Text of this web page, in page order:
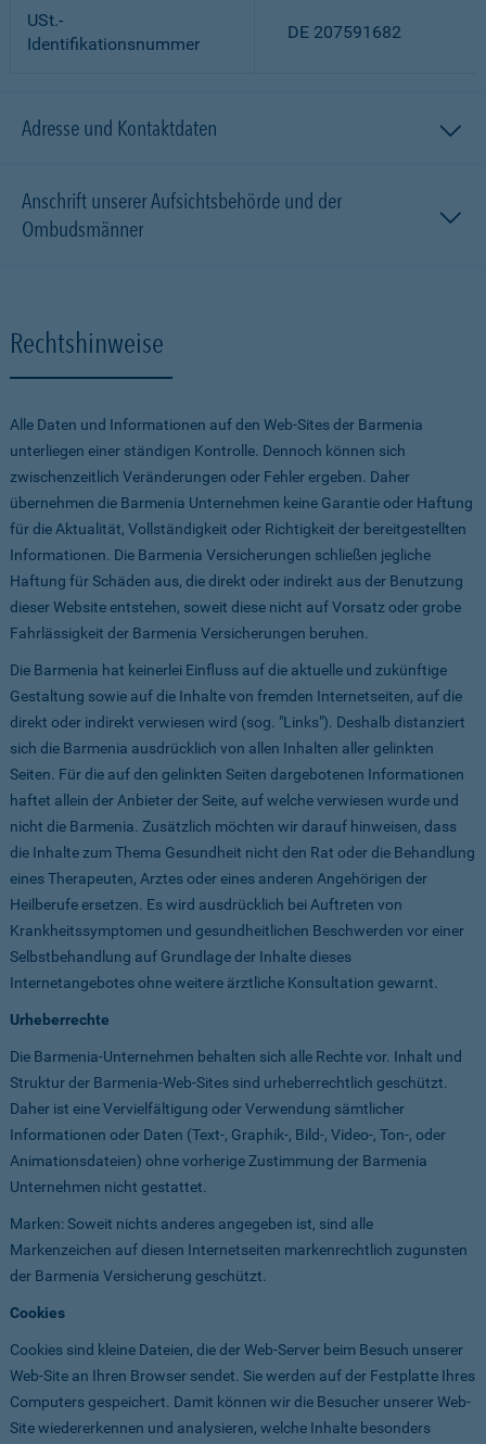
USt.-
Identifikationsnummer
DE 207591682
Adresse und Kontaktdaten
Anschrift unserer Aufsichtsbehörde und der
Ombudsmänner
Rechtshinweise
Alle Daten und Informationen auf den Web-Sites der Barmenia
unterliegen einer ständigen Kontrolle. Dennoch können sich
zwischenzeitlich Veränderungen oder Fehler ergeben. Daher
übernehmen die Barmenia Unternehmen keine Garantie oder Haftung
für die Aktualität, Vollständigkeit oder Richtigkeit der bereitgestellten
Informationen. Die Barmenia Versicherungen schließen jegliche
Haftung für Schäden aus, die direkt oder indirekt aus der Benutzung
dieser Website entstehen, soweit diese nicht auf Vorsatz oder grobe
Fahrlässigkeit der Barmenia Versicherungen beruhen.
Die Barmenia hat keinerlei Einfluss auf die aktuelle und zukünftige
Gestaltung sowie auf die Inhalte von fremden Internetseiten, auf die
direkt oder indirekt verwiesen wird (sog. "Links"). Deshalb distanziert
sich die Barmenia ausdrücklich von allen Inhalten aller gelinkten
Seiten. Für die auf den gelinkten Seiten dargebotenen Informationen
haftet allein der Anbieter der Seite, auf welche verwiesen wurde und
nicht die Barmenia. Zusätzlich möchten wir darauf hinweisen, dass
die Inhalte zum Thema Gesundheit nicht den Rat oder die Behandlung
eines Therapeuten, Arztes oder eines anderen Angehörigen der
Heilberufe ersetzen. Es wird ausdrücklich bei Auftreten von
Krankheitssymptomen und gesundheitlichen Beschwerden vor einer
Selbstbehandlung auf Grundlage der Inhalte dieses
Internetangebotes ohne weitere ärztliche Konsultation gewarnt.
Urheberrechte
Die Barmenia-Unternehmen behalten sich alle Rechte vor. Inhalt und
Struktur der Barmenia-Web-Sites sind urheberrechtlich geschützt.
Daher ist eine Vervielfältigung oder Verwendung sämtlicher
Informationen oder Daten (Text-, Graphik-, Bild-, Video-, Ton-, oder
Animationsdateien) ohne vorherige Zustimmung der Barmenia
Unternehmen nicht gestattet.
Marken: Soweit nichts anderes angegeben ist, sind alle
Markenzeichen auf diesen Internetseiten markenrechtlich zugunsten
der Barmenia Versicherung geschützt.
Cookies
Cookies sind kleine Dateien, die der Web-Server beim Besuch unserer
Web-Site an Ihren Browser sendet. Sie werden auf der Festplatte Ihres
Computers gespeichert. Damit können wir die Besucher unserer Web-
Site wiedererkennen und analysieren, welche Inhalte besonders